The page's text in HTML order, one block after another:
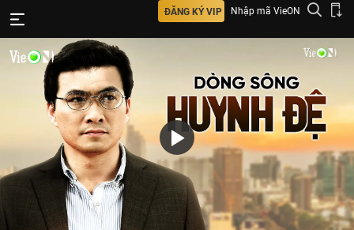
ĐĂNG KÝ VIP Nhập mã VieON